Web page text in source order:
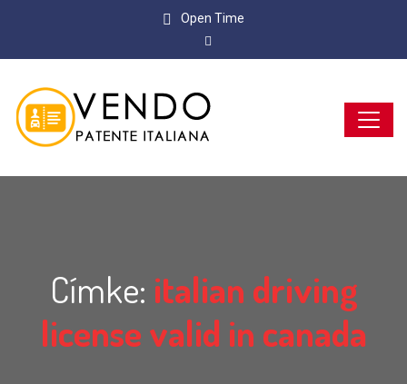
Open Time
Címke: italian driving
license valid in canada